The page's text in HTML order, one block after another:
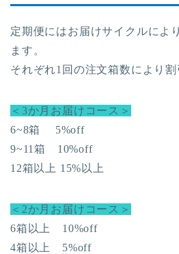
定期便にはお届けサイクルによ
ます。
それぞれ1回の注文箱数により割
＜3か月お届けコース＞
6~8箱 5%off
9~11箱 10%off
12箱以上 15%以上
＜2か月お届けコース＞
6箱以上 10%off
4箱以上 5%off